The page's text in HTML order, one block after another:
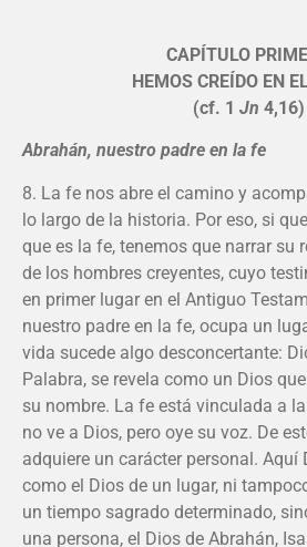
CAPÍTULO
HEMOS CREÍDO EN
(cf. 1 Jn 4,16)
Abrahán, nuestro padre en la fe
8. La fe nos abre el camino y
lo largo de la historia. Por eso, si
que es la fe, tenemos que narrar su
de los hombres creyentes, cuyo
en primer lugar en el Antiguo
nuestro padre en la fe, ocupa un
vida sucede algo desconcertante:
Palabra, se revela como un Dios
su nombre. La fe está vinculada a
no ve a Dios, pero oye su voz. De
adquiere un carácter personal. Aquí
como el Dios de un lugar, ni
un tiempo sagrado determinado,
una persona, el Dios de Abrahán,